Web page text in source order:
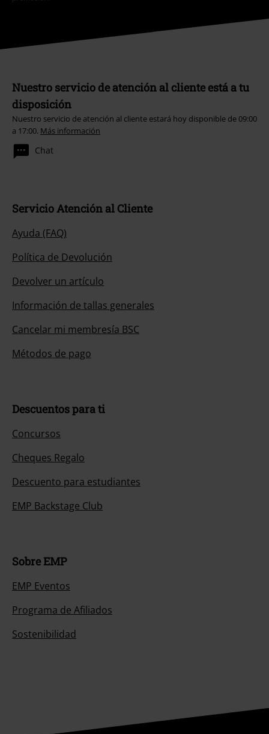
Nuestro servicio de atención al cliente está a tu
disposición
Nuestro servicio de atención al cliente estará hoy disponible de 09:00
a 17:00. Más información
Chat
Servicio Atención al Cliente
Ayuda (FAQ)
Política de Devolución
Devolver un artículo
Información de tallas generales
Cancelar mi membresía BSC
Métodos de pago
Descuentos para ti
Concursos
Cheques Regalo
Descuento para estudiantes
EMP Backstage Club
Sobre EMP
EMP Eventos
Programa de Afiliados
Sostenibilidad